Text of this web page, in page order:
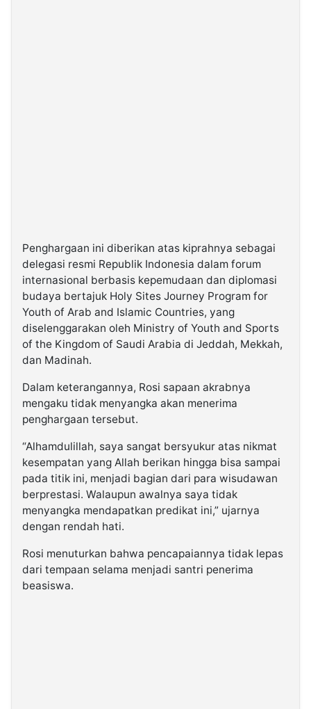
Penghargaan ini diberikan atas kiprahnya sebagai
delegasi resmi Republik Indonesia dalam forum
internasional berbasis kepemudaan dan diplomasi
budaya bertajuk Holy Sites Journey Program for
Youth of Arab and Islamic Countries, yang
diselenggarakan oleh Ministry of Youth and Sports
of the Kingdom of Saudi Arabia di Jeddah, Mekkah,
dan Madinah.
Dalam keterangannya, Rosi sapaan akrabnya
mengaku tidak menyangka akan menerima
penghargaan tersebut.
“Alhamdulillah, saya sangat bersyukur atas nikmat
kesempatan yang Allah berikan hingga bisa sampai
pada titik ini, menjadi bagian dari para wisudawan
berprestasi. Walaupun awalnya saya tidak
menyangka mendapatkan predikat ini,” ujarnya
dengan rendah hati.
Rosi menuturkan bahwa pencapaiannya tidak lepas
dari tempaan selama menjadi santri penerima
beasiswa.